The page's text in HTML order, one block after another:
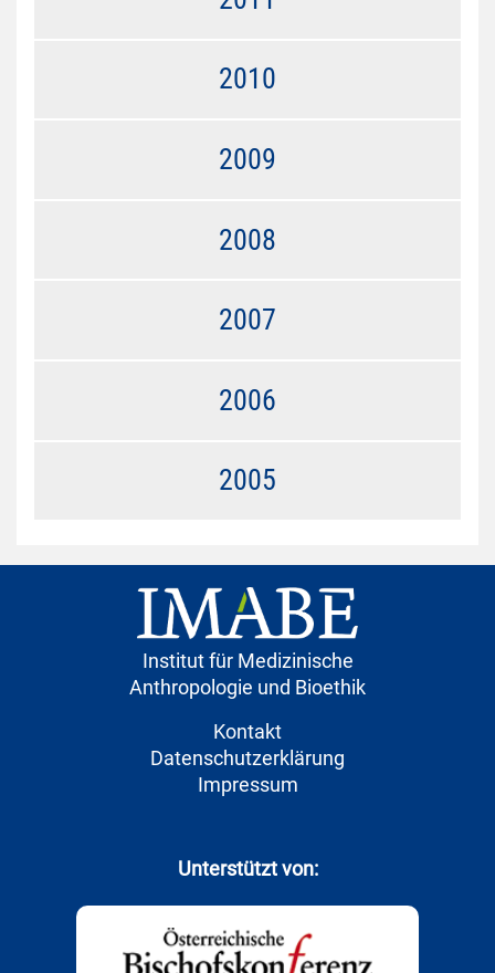
2010
2009
2008
2007
2006
2005
Institut für Medizinische
Anthropologie und Bioethik
Kontakt
Datenschutzerklärung
Impressum
Unterstützt von: